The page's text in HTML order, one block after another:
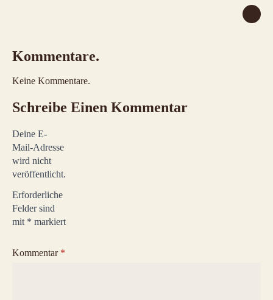
Kommentare.
Keine Kommentare.
Schreibe Einen Kommentar
Deine E-
Mail-Adresse
wird nicht
veröffentlicht.
Erforderliche
Felder sind
mit * markiert
Kommentar *